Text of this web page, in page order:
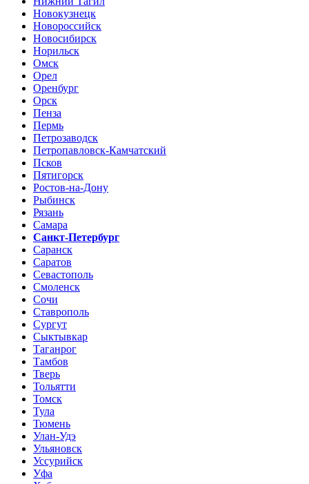
Новокузнецк
Новороссийск
Новосибирск
Норильск
Омск
Орел
Оренбург
Орск
Пенза
Пермь
Петрозаводск
Петропавловск-Камчатский
Псков
Пятигорск
Ростов-на-Дону
Рыбинск
Рязань
Самара
Санкт-Петербург
Саранск
Саратов
Севастополь
Смоленск
Сочи
Ставрополь
Сургут
Сыктывкар
Таганрог
Тамбов
Тверь
Тольятти
Томск
Тула
Тюмень
Улан-Удэ
Ульяновск
Уссурийск
Уфа